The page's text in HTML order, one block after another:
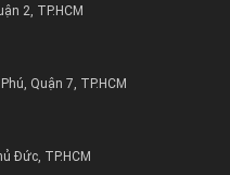
2, TP.HCM
Quận 7, TP.HCM
Đức, TP.HCM